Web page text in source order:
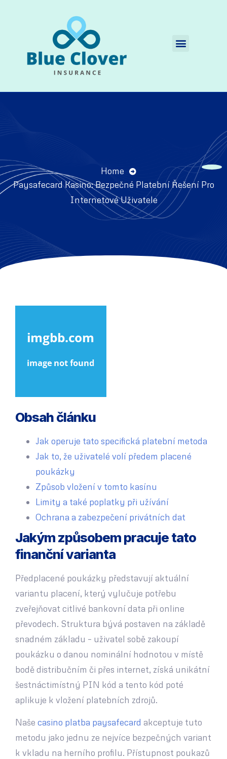
Home
Paysafecard Kasino: Bezpečné Platební Řešení Pro
Internetové Uživatele
Obsah článku
Jak operuje tato specifická platební metoda
Jak to, že uživatelé volí předem placené
poukázky
Způsob vložení v tomto kasínu
Limity a také poplatky při užívání
Ochrana a zabezpečení privátních dat
Jakým způsobem pracuje tato
finanční varianta
Předplacené poukázky představují aktuální
variantu placení, který vylučuje potřebu
zveřejňovat citlivé bankovní data při online
převodech. Struktura bývá postaven na základě
snadném základu – uživatel sobě zakoupí
poukázku o danou nominální hodnotou v místě
bodě distribučním či přes internet, získá unikátní
šestnáctimístný PIN kód a tento kód poté
aplikuje k vložení platebních zdrojů.
Naše casino platba paysafecard akceptuje tuto
metodu jako jednu ze nejvíce bezpečných variant
k vkladu na herního profilu. Přístupnost poukazů